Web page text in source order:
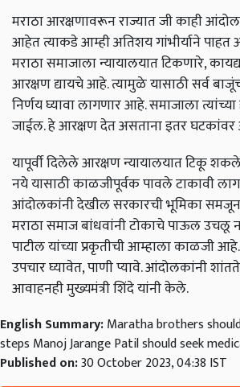
मराठा आरक्षणावरून राज्यात जी काही
आहेत त्याकडे आम्ही अतिशय गांभीर्याने पाहत
मराठा समाजाला न्यायालयात टिकणारे,
आरक्षण द्यायचे आहे. त्यामुळे यासाठी सर्व
निर्णय घ्यावा लागणार आहे. समाजाला
जाईल. हे आरक्षण देत असताना इतर घटकांवर
यापूर्वी दिलेले आरक्षण न्यायालयात टिकू
नये यासाठी काळजीपूर्वक पावले टाकावी
आंदोलकांनी देखील सरकारची भूमिका
मराठा समाज बांधवांनी टोकाचे पाऊल उचलू
पाटील यांच्या प्रकृतीची आम्हाला काळजी आहे.
उपचार घ्यावेत, पाणी प्यावे. आंदोलकांनी
आवाहनही मुख्यमंत्री शिंदे यांनी केले.
English Summary:Maratha brothers
steps Manoj Jarange Patil should seek
Published on:30 October 2023, 04:38 IST